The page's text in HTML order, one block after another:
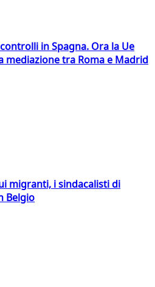
in Spagna. Ora la Ue
mediazione tra Roma e Madrid
migranti, i sindacalisti di
Belgio